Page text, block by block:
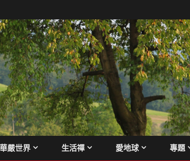
華嚴世界 生活禪 愛地球 專題